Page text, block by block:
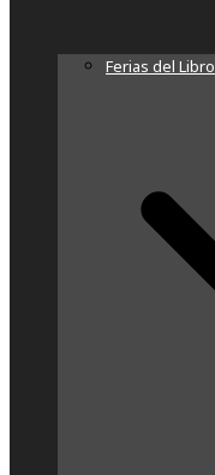
Ferias del Libro